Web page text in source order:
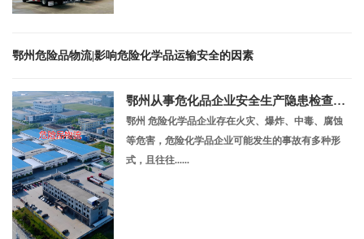
鄂州危险品物流|影响危险化学品运输安全的因素
鄂州从事危化品企业安全生产隐患检查重点
鄂州 危险化学品企业存在火灾、爆炸、中毒、腐蚀
等危害，危险化学品企业可能发生的事故有多种形
式，且往往......